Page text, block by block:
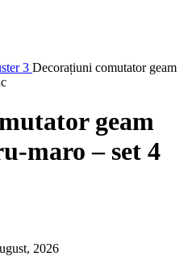
3 Decorațiuni comutator geam
geam
maro – set 4
2026